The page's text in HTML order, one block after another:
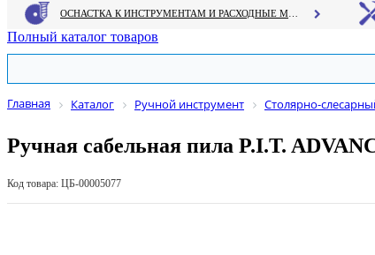
Полный каталог товаров
Главная Каталог Ручной инструмент Столярно-
Ручная сабельная пила P.I.T.
Код товара: ЦБ-00005077